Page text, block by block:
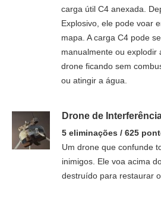
carga útil C4 anexada.
Explosivo, ele pode voar
mapa. A carga C4 pode
manualmente ou explodir
drone ficando sem
ou atingir a água.
Drone de
5 eliminações / 625
Um drone que confunde
inimigos. Ele voa acima
destruído para restaurar o